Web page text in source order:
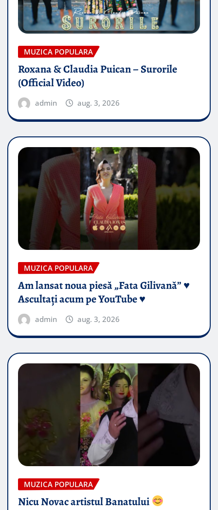
MUZICA POPULARA
Roxana & Claudia Puican – Surorile
(Official Video)
admin aug. 3, 2026
MUZICA POPULARA
Am lansat noua piesă „Fata Gilivană” ♥️
Ascultați acum pe YouTube ♥️
admin aug. 3, 2026
MUZICA POPULARA
Nicu Novac artistul Banatului